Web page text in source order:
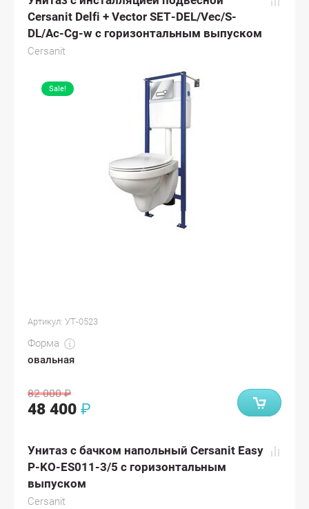
Cersanit Delfi + Vector SET-DEL/Vec/S-
DL/Ac-Cg-w с горизонтальным выпуском
Cersanit
Sale!
Артикул: УТ-0523
Форма
овальная
82 000 ₽
48 400 ₽
Унитаз с бачком напольный Cersanit Easy
P-KO-ES011-3/5 с горизонтальным
выпуском
Cersanit